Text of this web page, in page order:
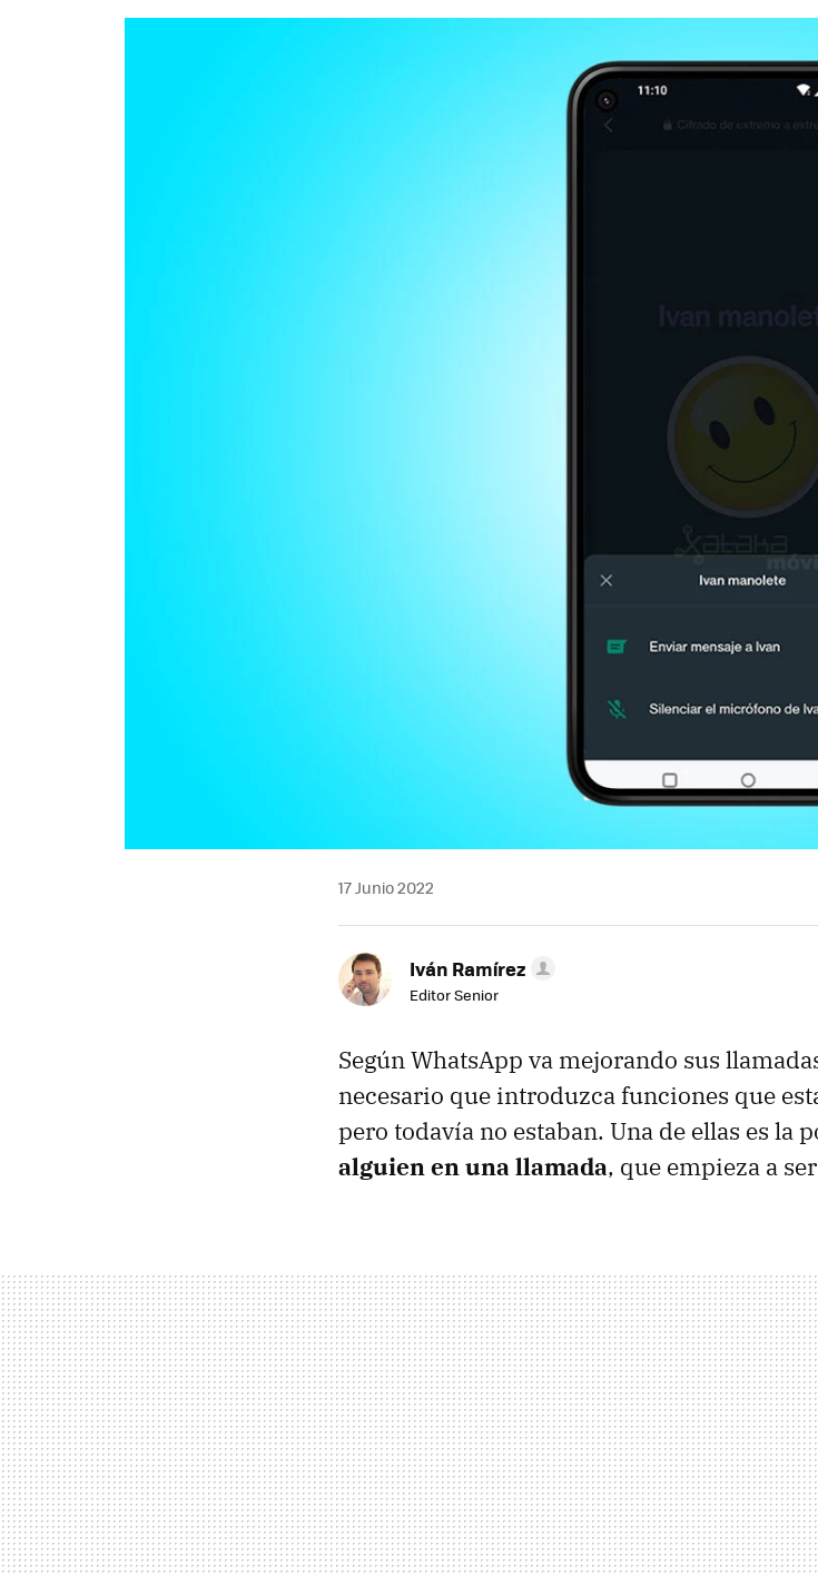
17 Junio 2022
Iván Ramírez
Editor Senior
Según WhatsApp va mejorando sus
necesario que introduzca funciones que
pero todavía no estaban. Una de ellas es la
alguien en una llamada, que empieza a